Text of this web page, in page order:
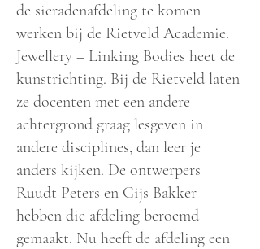
de sieradenafdeling te komen
werken bij de Rietveld Academie.
Jewellery – Linking Bodies heet de
kunstrichting. Bij de Rietveld laten
ze docenten met een andere
achtergrond graag lesgeven in
andere disciplines, dan leer je
anders kijken. De ontwerpers
Ruudt Peters en Gijs Bakker
hebben die afdeling beroemd
gemaakt. Nu heeft de afdeling een